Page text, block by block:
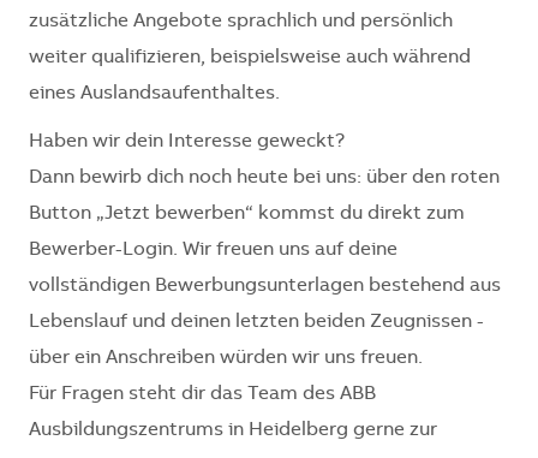
zusätzliche Angebote sprachlich und persönlich
weiter qualifizieren, beispielsweise auch während
eines Auslandsaufenthaltes.
Haben wir dein Interesse geweckt?
Dann bewirb dich noch heute bei uns: über den roten
Button „Jetzt bewerben“ kommst du direkt zum
Bewerber-Login. Wir freuen uns auf deine
vollständigen Bewerbungsunterlagen bestehend aus
Lebenslauf und deinen letzten beiden Zeugnissen -
über ein Anschreiben würden wir uns freuen.
Für Fragen steht dir das Team des ABB
Ausbildungszentrums in Heidelberg gerne zur